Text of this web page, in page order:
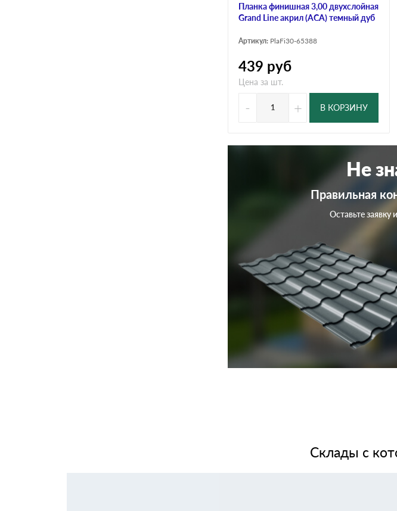
Планка финишная 3,00 двухслойная
Grand Line акрил (АСА) темный дуб
Артикул: PlaFi30-65388
439 руб
Цена за шт.
- + В КОРЗИНУ
Не
Правильная
Оставьте
Склады с